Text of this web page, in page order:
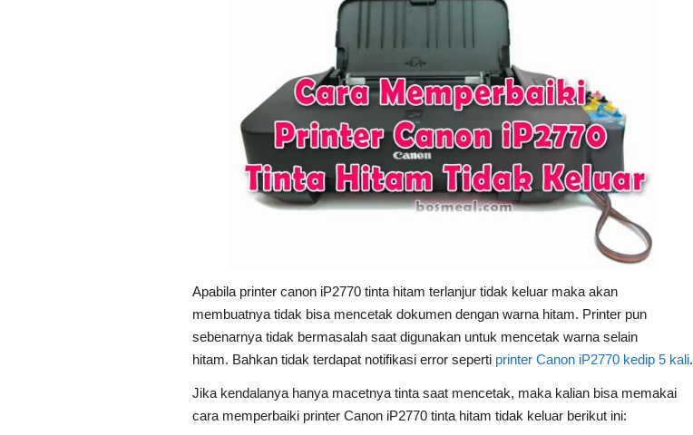
Apabila printer canon iP2770 tinta hitam terlanjur tidak keluar maka akan
membuatnya tidak bisa mencetak dokumen dengan warna hitam. Printer pun
sebenarnya tidak bermasalah saat digunakan untuk mencetak warna selain
hitam. Bahkan tidak terdapat notifikasi error seperti printer Canon iP2770 kedip 5 kali.
Jika kendalanya hanya macetnya tinta saat mencetak, maka kalian bisa memakai
cara memperbaiki printer Canon iP2770 tinta hitam tidak keluar berikut ini: